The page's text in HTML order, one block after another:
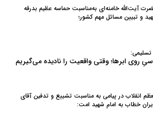
آیت‌الله خامنه‌ای به‌مناسبت حماسه عظیم بدرقه
و تبیین مسائل مهم کشور؛
تسلیمی:
روی ابرها؛ وقتی واقعیت را نادیده می‌گیریم
انقلاب در پیامی به‌ مناسبت تشییع و تدفین آقای
خطاب به امام شهید امت: